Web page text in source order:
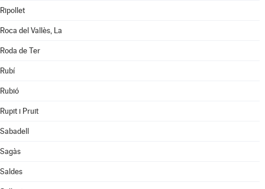
Ripollet
Roca del Vallès, La
Roda de Ter
Rubí
Rubió
Rupit i Pruit
Sabadell
Sagàs
Saldes